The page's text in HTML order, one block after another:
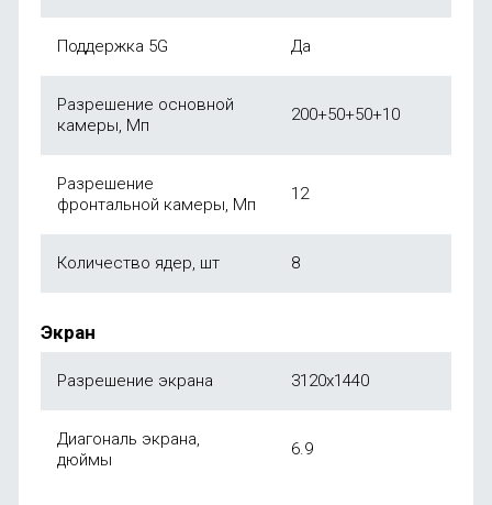
Поддержка 5G Да
Разрешение основной
камеры, Мп
200+50+50+10
Разрешение
фронтальной камеры, Мп
12
Количество ядер, шт 8
Экран
Разрешение экрана 3120x1440
Диагональ экрана,
дюймы
6.9